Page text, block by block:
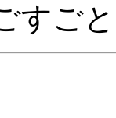
すご